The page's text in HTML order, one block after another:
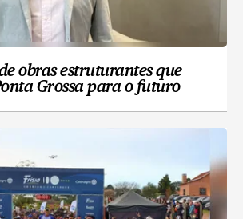
obras estruturantes que
Grossa para o futuro